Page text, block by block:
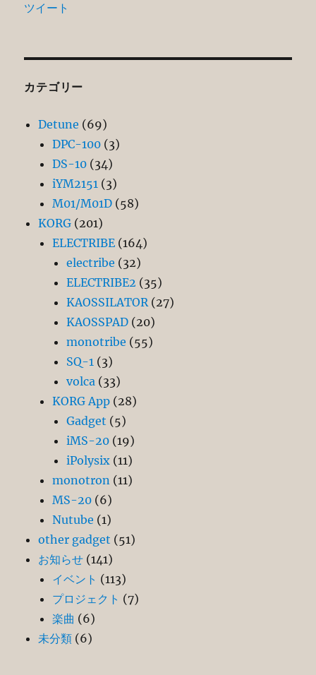
ツイート
カテゴリー
Detune (69)
DPC-100 (3)
DS-10 (34)
iYM2151 (3)
M01/M01D (58)
KORG (201)
ELECTRIBE (164)
electribe (32)
ELECTRIBE2 (35)
KAOSSILATOR(27)
KAOSSPAD (20)
monotribe (55)
SQ-1 (3)
volca (33)
KORG App (28)
Gadget (5)
iMS-20 (19)
iPolysix (11)
monotron (11)
MS-20 (6)
Nutube (1)
other gadget (51)
お知らせ (141)
イベント (113)
プロジェクト (7)
楽曲 (6)
未分類 (6)